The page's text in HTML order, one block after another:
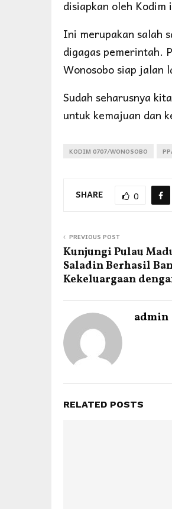
disiapkan oleh
Ini merupakan salah
digagas pemerintah.
Wonosobo siap jalan
Sudah seharusnya
untuk kemajuan dan
KODIM 0707/WONOSOBO
SHARE 0
PREVIOUS POST
Kunjungi Pulau
Saladin Berhasil
Kekeluargaan
admin
RELATED POSTS